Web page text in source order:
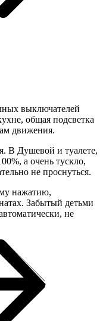
выключателей
общая подсветка
движения.
В Душевой и туалете,
а очень тускло,
не проснуться.
нажатию,
Забытый детьми
не